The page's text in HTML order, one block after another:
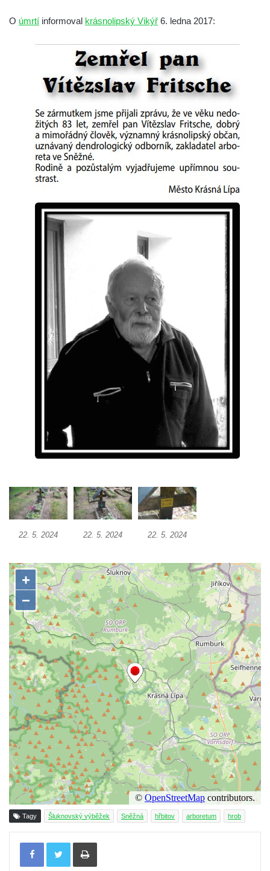
Velešíně
Hrob rodiny Bürgerovy na hřbitově ve
Hrob rodiny Hamerníkovy na hřbitově ve
Velešíně
Hrob rodiny Kohoutovy na hřbitově ve
Velešíně
Hrob Šimona Haláčka na hřbitově v Římově
Hrob Jana a Marie Tybytanclových na
hřbitově v Římově
Hrob rodiny Wähner na hřbitově v Dolním
Podluží
Hrob rodiny Stolle na hřbitově v Dolním
Podluží
Hrob Josefa Adlera na hřbitově v Dolním
Hrob Eduarda Tietzeho na hřbitově v
Dolním Podluží
Hrob rodiny Meisel na hřbitově v Dolním
Podluží
Hrob rodiny Kunze na hřbitově v Dolním
Hrob rodiny Stolle na hřbitově v Horním
Podluží
Hrob rodiny Pergeltových na hřbitově v
Hrob Václava Valouška na hřbitově v
Račicích
Račicích
Hrob Josefa Marka na hřbitově v Račicích
Hrob rodiny Fuxovy na hřbitově v Hostíně u
Vojkovic
Hrob rodiny Kratochvílovy na hřbitově v
Hostíně u Vojkovic
Hrob rodiny Schusterovy na hřbitově v
Hostíně u Vojkovic
Hrob rodiny Seidlových z Vraňan na
hřbitově v Lužci nad Vltavou
Hrob rodiny Tichých a Dvořákových na
hřbitově v Lužci nad Vltavou
Hrob rodiny Grosmanovy na hřbitově v
Lužci nad Vltavou
Hrob rodiny Pokorných z Vraňan na
hřbitově v Lužci nad Vltavou
Hrob Karla Krále a Františka Kramaty na
hřbitově v Lužci nad Vltavou
O úmrtí informoval krásnolipský Vikýř 6. ledna 2017:
22. 5. 2024 22. 5. 2024 22. 5. 2024
Tagy Šluknovský výběžek Sněžná hřbitov arboretum hrob
Tisknout